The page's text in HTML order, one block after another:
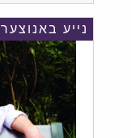
נייע באנוצער